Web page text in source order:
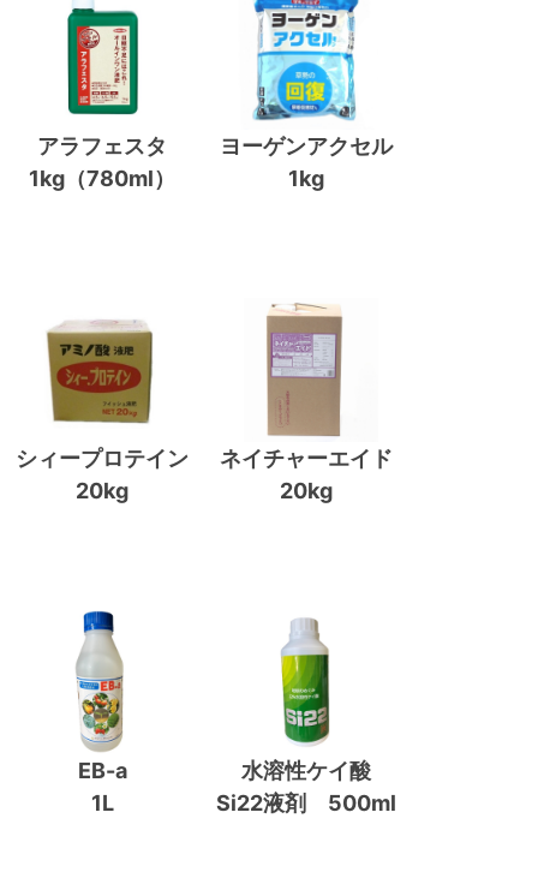
アラフェスタ
1kg（780ml）
ヨーゲンアクセル
1kg
シィープロテイン
20kg
ネイチャーエイド
20kg
EB-a
1L
水溶性ケイ酸
Si22液剤 500ml